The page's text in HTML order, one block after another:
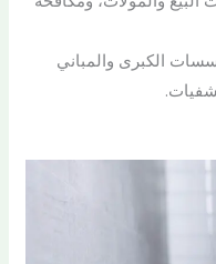
الكبرى والمباني